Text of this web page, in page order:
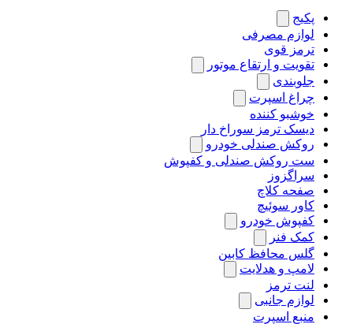
پکیج
لوازم مصرفی
ترمز قوی
تقویت و ارتقاع موتور
جلوبندی
چراغ اسپرت
خوشبو کننده
دیسک ترمز سوراخ دار
روکش صندلی خودرو
ست روکش صندلی و کفپوش
سراگزوز
صفحه کلاچ
کاور سوئیچ
کفپوش خودرو
کمک فنر
گلس محافظ کابین
لامپ و هدلایت
لنت ترمز
لوازم جانبی
منبع اسپرت